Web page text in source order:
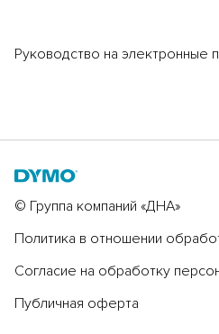
Руководство на электронные
© Группа компаний «ДНА»
Политика в отношении
Согласие на обработку
Публичная оферта